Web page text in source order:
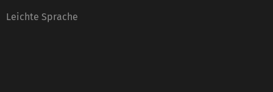
Leichte Sprache